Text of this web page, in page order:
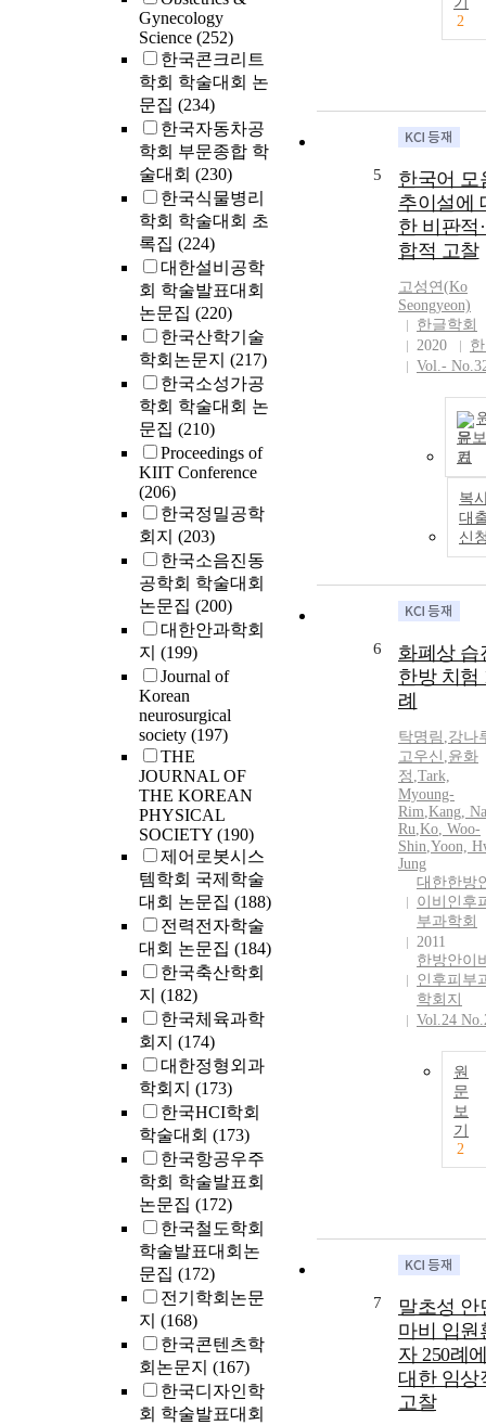
Gynecology
Science (252)
한국콘크리트
학회 학술대회 논
문집 (234)
한국자동차공
학회 부문종합 학
술대회 (230)
한국식물병리
학회 학술대회 초
록집 (224)
대한설비공학
회 학술발표대회
논문집 (220)
한국산학기술
학회논문지 (217)
한국소성가공
학회 학술대회 논
문집 (210)
Proceedings of
KIIT Conference
(206)
한국정밀공학
회지 (203)
한국소음진동
공학회 학술대회
논문집 (200)
대한안과학회
지 (199)
Journal of
Korean
neurosurgical
society (197)
THE
JOURNAL OF
THE KOREAN
PHYSICAL
SOCIETY (190)
제어로봇시스
템학회 국제학술
대회 논문집 (188)
전력전자학술
대회 논문집 (184)
한국축산학회
지 (182)
한국체육과학
회지 (174)
대한정형외과
학회지 (173)
한국HCI학회
학술대회 (173)
한국항공우주
학회 학술발표회
논문집 (172)
한국철도학회
학술발표대회논
문집 (172)
전기학회논문
지 (168)
한국콘텐츠학
회논문지 (167)
한국디자인학
회 학술발표대회
2
5
한국어 모
추이설에
한 비판적
합적 고찰
고성연(Ko
Seongyeon)
한글학회
2020
Vol.-
문보
기
복
대
신
6
화폐상 습
한방 치험
례
탁명림 ,강나
고우신 ,윤화
정 ,Tark,
Myoung-
Rim,Kang,
Ru,Ko, Woo-
Shin,Yoon,
Jung
대한한방
이비인후
부과학회
2011
한방안이
인후피부
학회지
Vol.24
원
문
보
기
2
7
말초성 안
마비 입원
자 250례
대한 임상
고찰